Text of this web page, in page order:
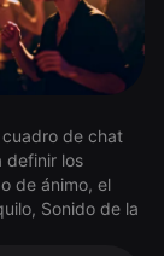
de chat
definir los
de ánimo, el
Sonido de la